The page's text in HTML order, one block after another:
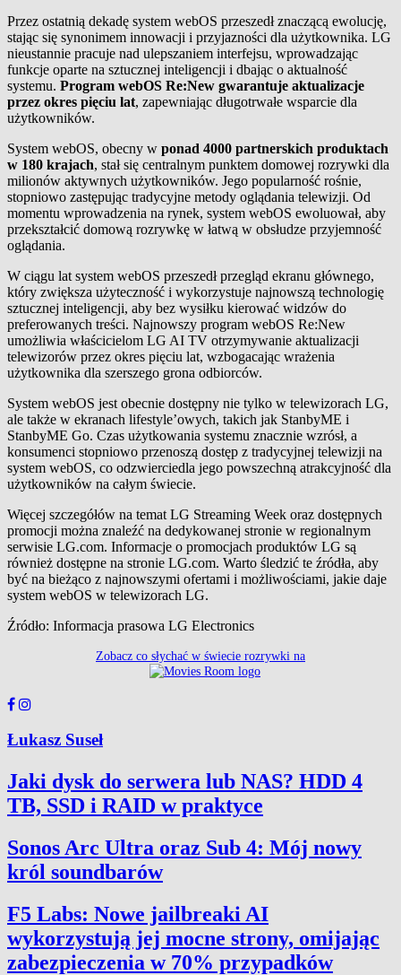
Przez ostatnią dekadę system webOS przeszedł znaczącą ewolucję,
stając się synonimem innowacji i przyjazności dla użytkownika. LG
nieustannie pracuje nad ulepszaniem interfejsu, wprowadzając
funkcje oparte na sztucznej inteligencji i dbając o aktualność
systemu. Program webOS Re:New gwarantuje aktualizacje
przez okres pięciu lat, zapewniając długotrwałe wsparcie dla
użytkowników.
System webOS, obecny w ponad 4000 partnerskich produktach
w 180 krajach, stał się centralnym punktem domowej rozrywki dla
milionów aktywnych użytkowników. Jego popularność rośnie,
stopniowo zastępując tradycyjne metody oglądania telewizji. Od
momentu wprowadzenia na rynek, system webOS ewoluował, aby
przekształcić domową rozrywkę w łatwą w obsłudze przyjemność
oglądania.
W ciągu lat system webOS przeszedł przegląd ekranu głównego,
który zwiększa użyteczność i wykorzystuje najnowszą technologię
sztucznej inteligencji, aby bez wysiłku kierować widzów do
preferowanych treści. Najnowszy program webOS Re:New
umożliwia właścicielom LG AI TV otrzymywanie aktualizacji
telewizorów przez okres pięciu lat, wzbogacając wrażenia
użytkownika dla szerszego grona odbiorców.
System webOS jest obecnie dostępny nie tylko w telewizorach LG,
ale także w ekranach lifestyle’owych, takich jak StanbyME i
StanbyME Go. Czas użytkowania systemu znacznie wzrósł, a
konsumenci stopniowo przenoszą dostęp z tradycyjnej telewizji na
system webOS, co odzwierciedla jego powszechną atrakcyjność dla
użytkowników na całym świecie.
Więcej szczegółów na temat LG Streaming Week oraz dostępnych
promocji można znaleźć na dedykowanej stronie w regionalnym
serwisie LG.com. Informacje o promocjach produktów LG są
również dostępne na stronie LG.com. Warto śledzić te źródła, aby
być na bieżąco z najnowszymi ofertami i możliwościami, jakie daje
system webOS w telewizorach LG.
Źródło: Informacja prasowa LG Electronics
Zobacz co słychać w świecie rozrywki na
Łukasz Suseł
Jaki dysk do serwera lub NAS? HDD 4
TB, SSD i RAID w praktyce
Sonos Arc Ultra oraz Sub 4: Mój nowy
król soundbarów
F5 Labs: Nowe jailbreaki AI
wykorzystują jej mocne strony, omijając
zabezpieczenia w 70% przypadków